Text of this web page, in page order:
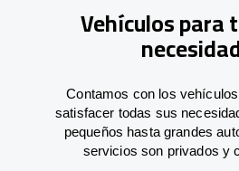
Vehículos para
Contamos con los
satisfacer todas sus
pequeños hasta grandes
servicios son privados y